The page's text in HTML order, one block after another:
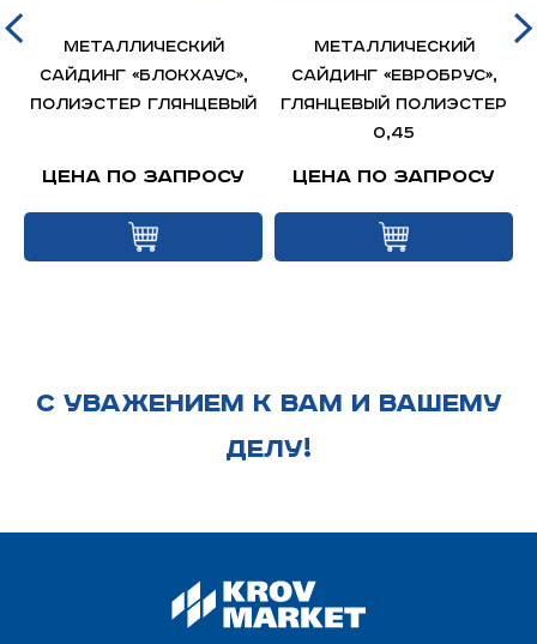
Металлический
сайдинг «БлокХаус»,
полиэстер глянцевый
Цена по запросу
Металлический
сайдинг «Евробрус»,
глянцевый полиэстер
0,45
Цена по запросу
С УВАЖЕНИЕМ К ВАМ И ВАШЕМУ
ДЕЛУ!